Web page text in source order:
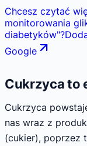
Chcesz czytać
monitorowania
diabetyków"?
Google
Cukrzyca to
Cukrzyca
nas wraz z
(cukier), poprzez